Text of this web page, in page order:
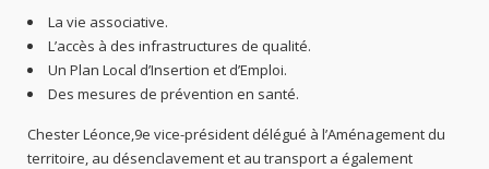
La vie associative.
L’accès à des infrastructures de qualité.
Un Plan Local d’Insertion et d’Emploi.
Des mesures de prévention en santé.
Chester Léonce,9e vice-président délégué à l’Aménagement du
territoire, au désenclavement et au transport a également